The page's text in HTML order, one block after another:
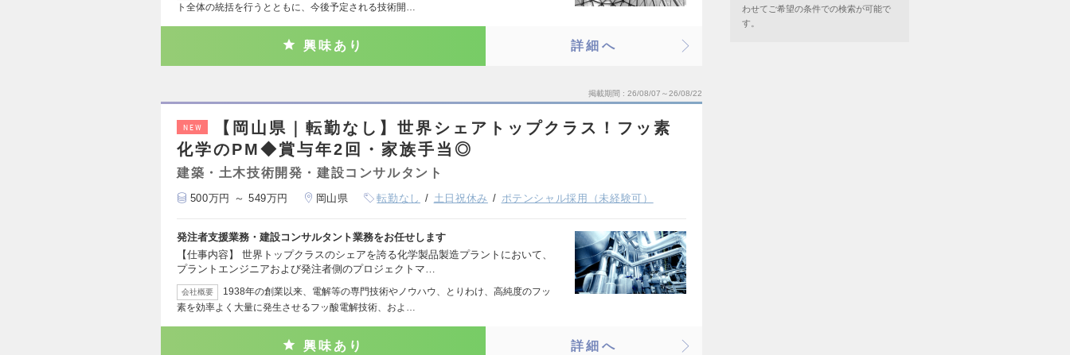
ト全体の統括を行うとともに、今後予定される技術開…
興味あり 詳細へ
掲載期間 26/08/07～26/08/22
NEW
【岡山県｜転勤なし】世界シェアトップクラス！フッ素
化学のPM◆賞与年2回・家族手当◎
建築・土木技術開発・建設コンサルタント
500万円 ～ 549万円 岡山県 転勤なし 土日祝休み ポテンシャル採用（未経験可）
発注者支援業務・建設コンサルタント業務をお任せします
【仕事内容】 世界トップクラスのシェアを誇る化学製品製造プラントにおいて、
プラントエンジニアおよび発注者側のプロジェクトマ…
会社概要
1938年の創業以来、電解等の専門技術やノウハウ、とりわけ、高純度のフッ
素を効率よく大量に発生させるフッ酸電解技術、およ…
興味あり 詳細へ
わせてご希望の条件での検索が可能で
す。